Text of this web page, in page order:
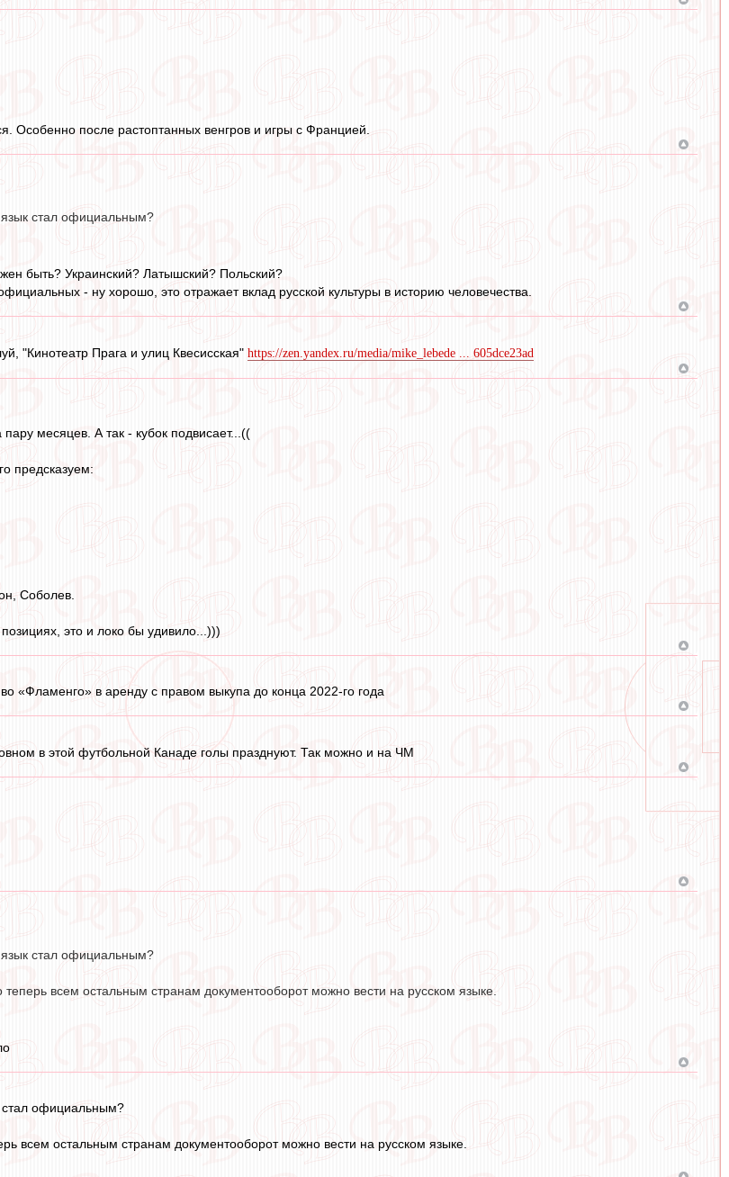
Особенно после растоптанных венгров и игры с Францией.
стал официальным?
быть? Украинский? Латышский? Польский?
- ну хорошо, это отражает вклад русской культуры в историю человечества.
"Кинотеатр Прага и улиц Квесисская" https://zen.yandex.ru/media/mike_lebede ... 605dce23ad
месяцев. А так - кубок подвисает...((
предсказуем:
Соболев.
это и локо бы удивило...)))
«Фламенго» в аренду с правом выкупа до конца 2022-го года
в этой футбольной Канаде голы празднуют. Так можно и на ЧМ
стал официальным?
всем остальным странам документооборот можно вести на русском языке.
официальным?
всем остальным странам документооборот можно вести на русском языке.